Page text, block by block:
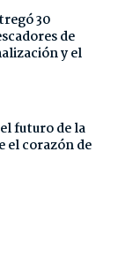
30
de
y el
futuro de la
el corazón de